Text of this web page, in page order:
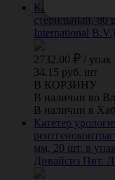
Катетер
стерильный, 80
International
2732.00 / упак
34.15 руб. шт
В КОРЗИНУ
В наличии во
В наличии в
Катетер
мм, 20 шт. в
Дивайсиз Пвт.